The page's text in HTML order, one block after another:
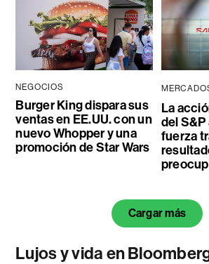
NEGOCIOS
Burger King dispara sus
ventas en EE.UU. con un
nuevo Whopper y una
promoción de Star Wars
La
del
fuerza
Cargar más
Lujos y vida en